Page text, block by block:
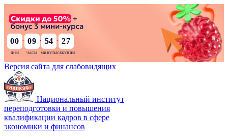
00 : 09 : 54 : 25
Версия сайта для слабовидящих
Национальный институт
переподготовки и повышения
квалификации кадров в сфере
экономики и финансов